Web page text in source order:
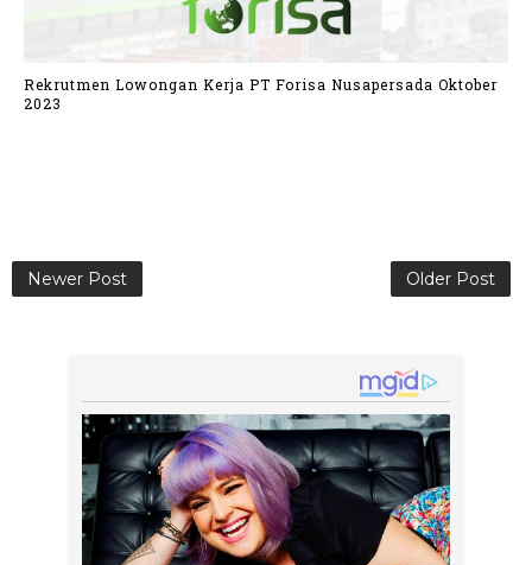
Rekrutmen Lowongan Kerja PT Forisa Nusapersada Oktober
2023
Newer Post Older Post